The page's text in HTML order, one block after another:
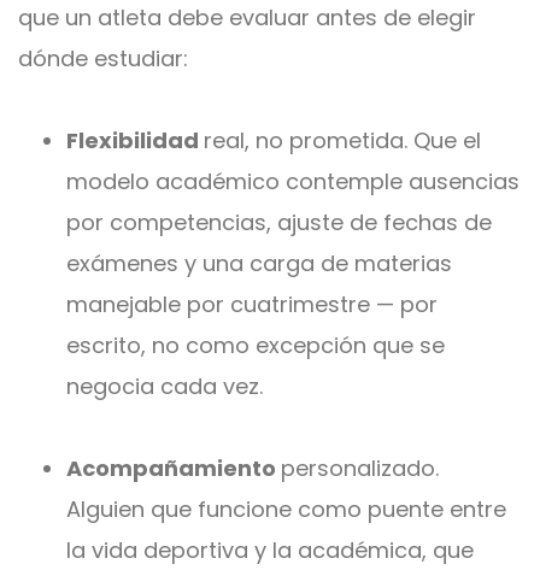
que un atleta debe evaluar antes de elegir
dónde estudiar:
Flexibilidad real, no prometida. Que el
modelo académico contemple ausencias
por competencias, ajuste de fechas de
exámenes y una carga de materias
manejable por cuatrimestre — por
escrito, no como excepción que se
negocia cada vez.
Acompañamiento personalizado.
Alguien que funcione como puente entre
la vida deportiva y la académica, que